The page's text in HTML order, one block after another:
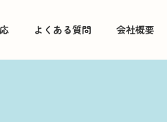
よくある質問 会社概要